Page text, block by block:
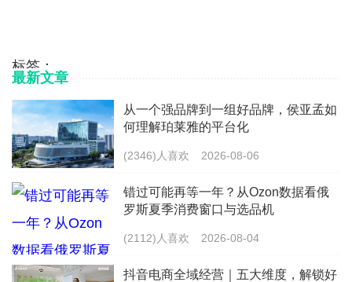
标签：
最新文章
从一个强品牌到一组好品牌，侯亚孟如
何理解珀莱雅的平台化
(2346)人喜欢 2026-08-06
错过可能再等一年？从Ozon数据看俄
罗斯夏季消费窗口与选品机
(2112)人喜欢 2026-08-04
抖音电商全域经营｜五大维度，解锁好